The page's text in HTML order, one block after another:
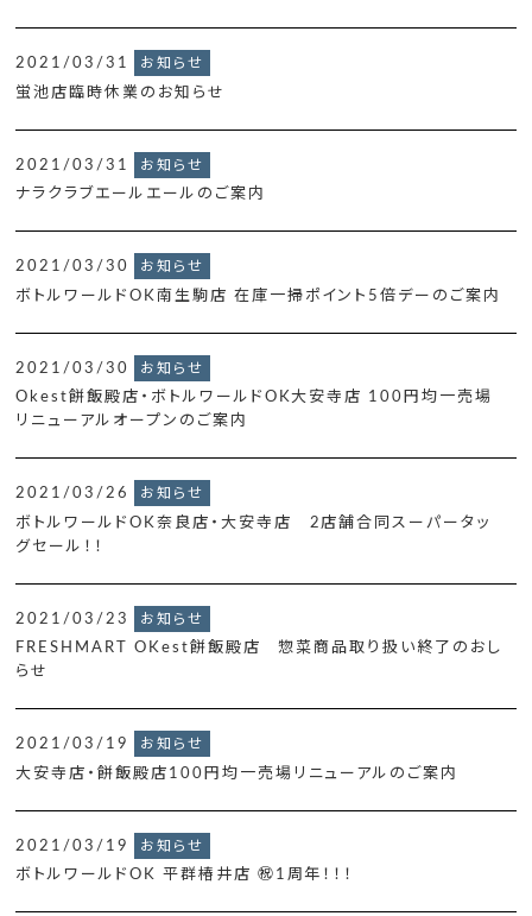
2021/03/31 お知らせ
蛍池店臨時休業のお知らせ
2021/03/31 お知らせ
ナラクラブエールエールのご案内
2021/03/30 お知らせ
ボトルワールドOK南生駒店 在庫一掃ポイント5倍デーのご案内
2021/03/30 お知らせ
Okest餅飯殿店・ボトルワールドOK大安寺店 100円均一売場
リニューアルオープンのご案内
2021/03/26 お知らせ
ボトルワールドOK奈良店・大安寺店 2店舗合同スーパータッ
グセール！！
2021/03/23 お知らせ
FRESHMART OKest餅飯殿店 惣菜商品取り扱い終了のおし
らせ
2021/03/19 お知らせ
大安寺店・餅飯殿店100円均一売場リニューアルのご案内
2021/03/19 お知らせ
ボトルワールドOK 平群椿井店 ㊗1周年！！！